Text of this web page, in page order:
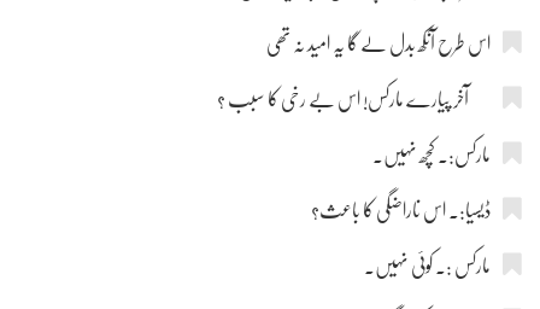
اس طرح آنکھ بدل لے گا یہ امید نہ تھی
آخر پیارے مارکس! اس بے رخی کا سبب ؟
مارکس:۔ کچھ نہیں۔
ڈیسیا:۔ اس ناراضگی کا باعث؟
مارکس :۔ کوئی نہیں۔